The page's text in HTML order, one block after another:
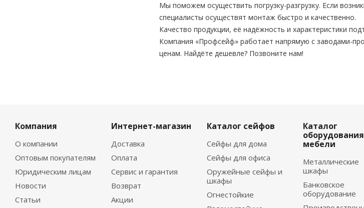
Мы поможем осуществить погрузку-разгрузку. Если
специалисты осуществят монтаж быстро и качественно.
Качество продукции, её надёжность и характеристики
Компания «Профсейф» работает напрямую с заводами-
ценам. Найдёте дешевле? Позвоните нам!
Компания
О компании
Оптовым покупателям
Юридическим лицам
Новости
Статьи
Интернет-магазин
Доставка
Оплата
Сервис и гарантия
Возврат
Акции
Каталог сейфов
Сейфы для дома
Сейфы для офиса
Оружейные сейфы и
шкафы
Огнестойкие
Каталог
мебели
Металлические
шкафы
Банковское
оборудование